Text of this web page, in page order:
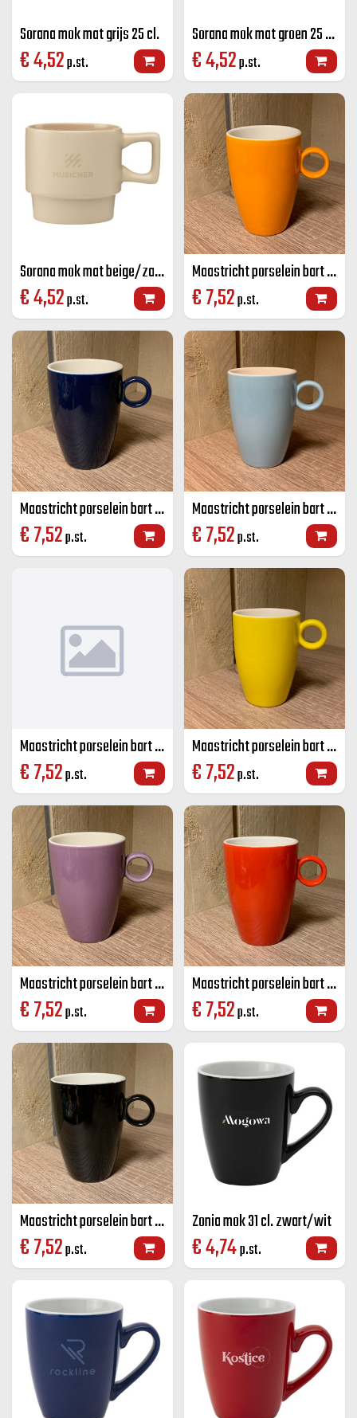
Sorana mok mat grijs 25 cl.
€4,52p.st.
Sorana mok mat groen 25 cl.
€4,52p.st.
Sorana mok mat beige/zand 25 cl.
€4,52p.st.
Maastricht porselein bart mok oranje 23 CL
€7,52p.st.
Maastricht porselein bart mok kobalt blauw 23 CL
€7,52p.st.
Maastricht porselein bart mok licht blauw 23 CL
€7,52p.st.
Maastricht porselein bart mok lime groen 23 CL
€7,52p.st.
Maastricht porselein bart mok geel 23 CL
€7,52p.st.
Maastricht porselein bart mok paars 23 CL
€7,52p.st.
Maastricht porselein bart mok rood 23 CL
€7,52p.st.
Maastricht porselein bart mok zwart 23 CL
€7,52p.st.
Zonia mok 31 cl. zwart/wit
€4,74p.st.